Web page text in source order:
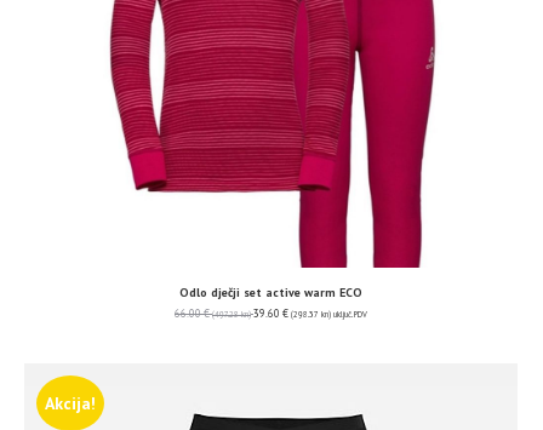
Odlo dječji set active warm ECO
66.00€ (497.28 kn) 39.60 € (298.37 kn) uključ. PDV
Akcija!